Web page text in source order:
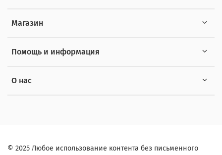
Магазин
Помощь и информация
О нас
© 2025 Любое использование контента без письменного